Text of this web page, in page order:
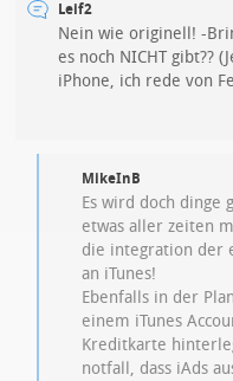
Leif2
Nein wie originell! -
es noch NICHT gibt??
iPhone, ich rede von
MikeInB
Es wird doch dinge
etwas aller zeiten
die integration der
an iTunes!
Ebenfalls in der
einem iTunes
Kreditkarte
notfall, dass iAds